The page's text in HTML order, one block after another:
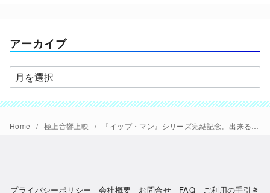
ー
アーカイブ
ア
ー
カ
イ
Home 極上音響上映 『イップ・マン』シリーズ完結記念。出来るヤツ全作出し「イップ・マン 極音」開催。
プライバシーポリシー 会社概要 お問合せ FAQ ご利用の手引き